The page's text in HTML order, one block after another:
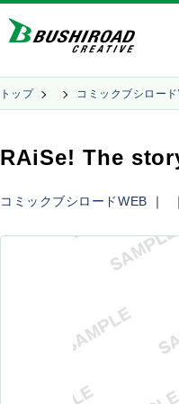
トップ コミックブシロー
RAiSe! The
コミックブシロードWEB ｜